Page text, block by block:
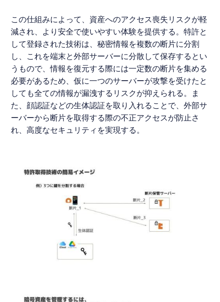
この仕組みによって、資産へのアクセス喪失リスクが軽
減され、より安全で使いやすい体験を提供する。特許と
して登録された技術は、秘密情報を複数の断片に分割
し、これを端末と外部サーバーに分散して保存するとい
うもので、情報を復元する際には一定数の断片を集める
必要があるため、仮に一つのサーバーが攻撃を受けたと
しても全ての情報が漏洩するリスクが抑えられる。ま
た、顔認証などの生体認証を取り入れることで、外部サ
ーバーから断片を取得する際の不正アクセスが防止さ
れ、高度なセキュリティを実現する。